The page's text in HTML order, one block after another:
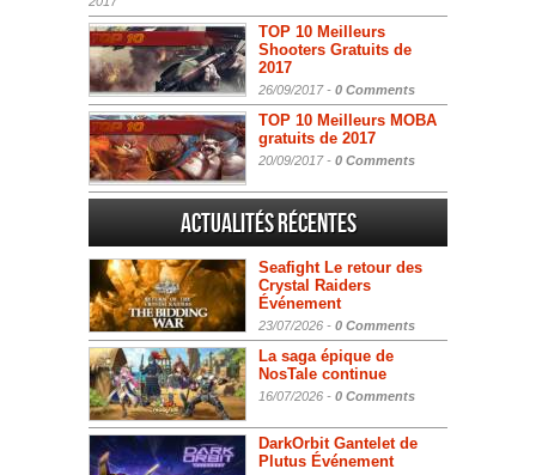
TOP 10 Meilleurs
Shooters Gratuits de
2017
26/09/2017 - 0 Comments
TOP 10 Meilleurs MOBA
gratuits de 2017
20/09/2017 - 0 Comments
Actualités Récentes
Seafight Le retour des
Crystal Raiders
Événement
23/07/2026 - 0 Comments
La saga épique de
NosTale continue
16/07/2026 - 0 Comments
DarkOrbit Gantelet de
Plutus Événement